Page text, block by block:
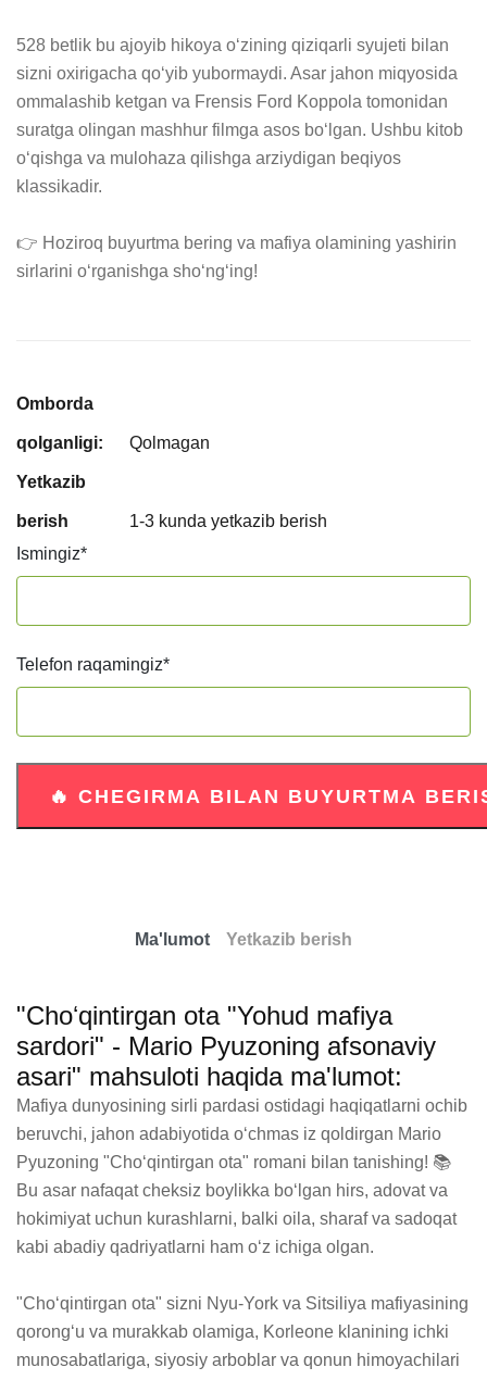
528 betlik bu ajoyib hikoya oʻzining qiziqarli syujeti bilan
sizni oxirigacha qoʻyib yubormaydi. Asar jahon miqyosida
ommalashib ketgan va Frensis Ford Koppola tomonidan
suratga olingan mashhur filmga asos boʻlgan. Ushbu kitob
oʻqishga va mulohaza qilishga arziydigan beqiyos
klassikadir.
👉 Hoziroq buyurtma bering va mafiya olamining yashirin
sirlarini oʻrganishga shoʻngʻing!
Omborda
qolganligi: Qolmagan
Yetkazib
berish
1-3 kunda yetkazib berish
Ismingiz*
Telefon raqamingiz*
Ma'lumot Yetkazib berish
"Choʻqintirgan ota "Yohud mafiya
sardori" - Mario Pyuzoning afsonaviy
asari" mahsuloti haqida ma'lumot:
Mafiya dunyosining sirli pardasi ostidagi haqiqatlarni ochib
beruvchi, jahon adabiyotida oʻchmas iz qoldirgan Mario
Pyuzoning "Choʻqintirgan ota" romani bilan tanishing! 📚
Bu asar nafaqat cheksiz boylikka boʻlgan hirs, adovat va
hokimiyat uchun kurashlarni, balki oila, sharaf va sadoqat
kabi abadiy qadriyatlarni ham oʻz ichiga olgan.
"Choʻqintirgan ota" sizni Nyu-York va Sitsiliya mafiyasining
qorongʻu va murakkab olamiga, Korleone klanining ichki
munosabatlariga, siyosiy arboblar va qonun himoyachilari